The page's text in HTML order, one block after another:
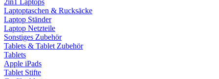
2in1 Laptops
Laptoptaschen & Rucksäcke
Laptop Ständer
Laptop Netzteile
Sonstiges Zubehör
Tablets & Tablet Zubehör
Tablets
Apple iPads
Tablet Stifte